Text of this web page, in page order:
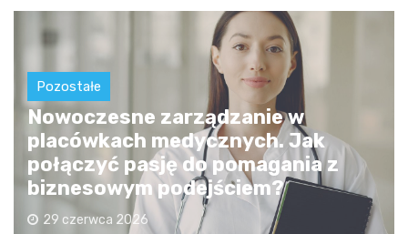
Pozostałe
Nowoczesne zarządzanie w
placówkach medycznych. Jak
połączyć pasję do pomagania z
biznesowym podejściem?
29 czerwca 2026